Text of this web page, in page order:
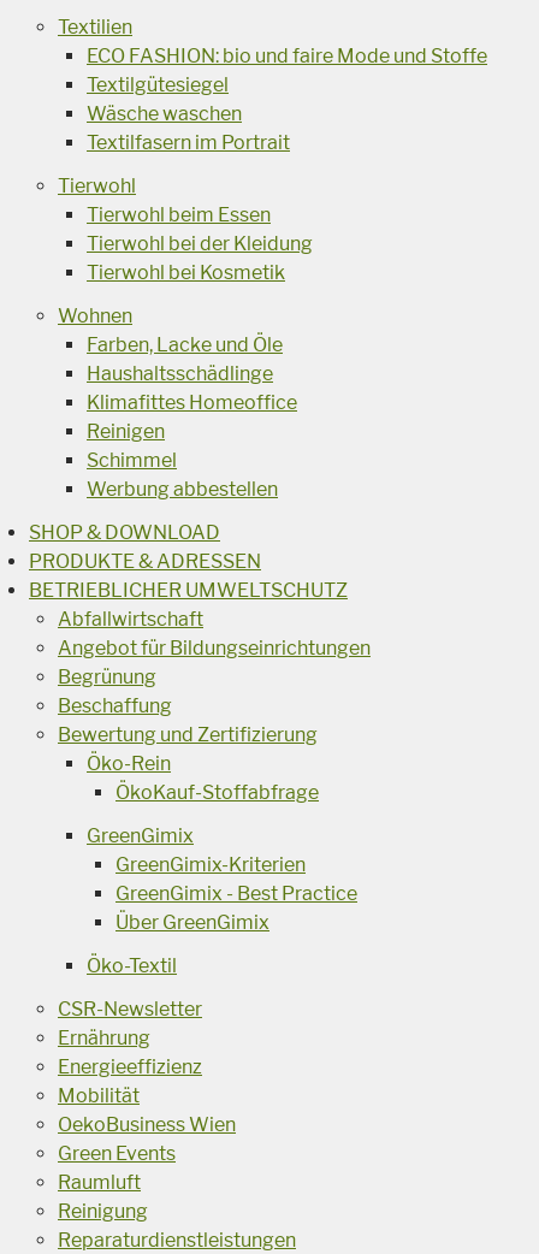
Textilien
ECO FASHION: bio und faire Mode und Stoffe
Textilgütesiegel
Wäsche waschen
Textilfasern im Portrait
Tierwohl
Tierwohl beim Essen
Tierwohl bei der Kleidung
Tierwohl bei Kosmetik
Wohnen
Farben, Lacke und Öle
Haushaltsschädlinge
Klimafittes Homeoffice
Reinigen
Schimmel
Werbung abbestellen
SHOP & DOWNLOAD
PRODUKTE & ADRESSEN
BETRIEBLICHER UMWELTSCHUTZ
Abfallwirtschaft
Angebot für Bildungseinrichtungen
Begrünung
Beschaffung
Bewertung und Zertifizierung
Öko-Rein
ÖkoKauf-Stoffabfrage
GreenGimix
GreenGimix-Kriterien
GreenGimix - Best Practice
Über GreenGimix
Öko-Textil
CSR-Newsletter
Ernährung
Energieeffizienz
Mobilität
OekoBusiness Wien
Green Events
Raumluft
Reinigung
Reparaturdienstleistungen